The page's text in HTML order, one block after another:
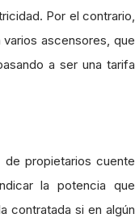
Por el contrario,
ascensores, que
a ser una tarifa
propietarios cuente
la potencia que
contratada si en algún